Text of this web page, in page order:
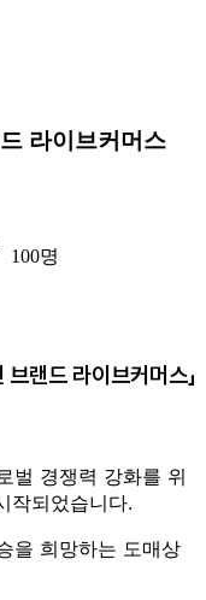
라이브커머스
100명
랜드 라이브커머스」
벌 경쟁력 강화를 위
작되었습니다.
을 희망하는 도매상